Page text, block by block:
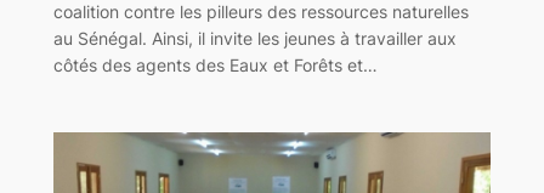
coalition contre les pilleurs des ressources naturelles
au Sénégal. Ainsi, il invite les jeunes à travailler aux
côtés des agents des Eaux et Forêts et…